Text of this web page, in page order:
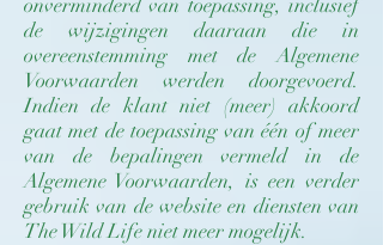
onverminderd van toepassing, inclusief
de wijzigingen daaraan die in
overeenstemming met de Algemene
Voorwaarden werden doorgevoerd.
Indien de klant niet (meer) akkoord
gaat met de toepassing van één of meer
van de bepalingen vermeld in de
Algemene Voorwaarden, is een verder
gebruik van de website en diensten van
The Wild Life niet meer mogelijk.